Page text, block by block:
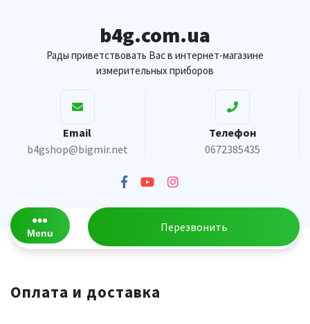
b4g.com.ua
Рады приветствовать Вас в интернет-магазине
измерительных приборов
Email
b4gshop@bigmir.net
Телефон
0672385435
Menu Перезвонить
Оплата и доставка